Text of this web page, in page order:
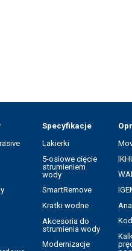
Specyfikacje
Lakierki
5-osiowe cięcie
strumieniem
wody
SmartRemove
Kratki wodne
Akcesoria do
strumienia wody
Modernizacje